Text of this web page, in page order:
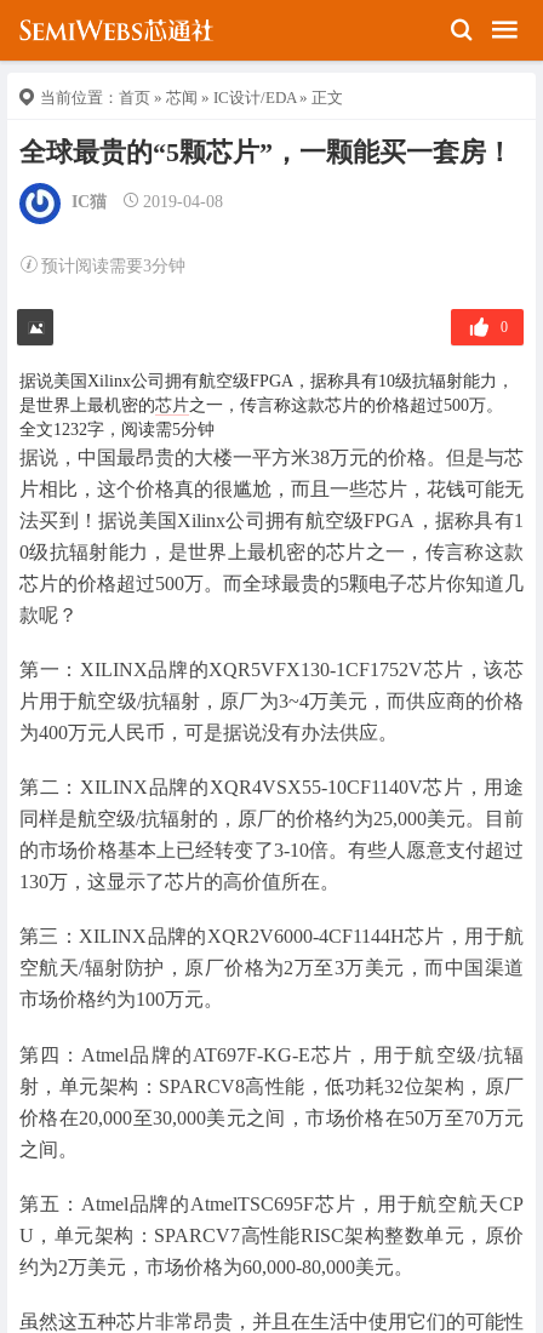
当前位置： 首页 » 芯闻 » IC设计/EDA» 正文
全球最贵的“5颗芯片”，一颗能买一套房！
IC猫 2019-04-08
预计阅读需要3分钟
0
据说美国Xilinx公司拥有航空级FPGA，据称具有10级抗辐射能力，
是世界上最机密的芯片之一，传言称这款芯片的价格超过500万。
全文1232字，阅读需5分钟
据说，中国最昂贵的大楼一平方米38万元的价格。但是与芯
片相比，这个价格真的很尴尬，而且一些芯片，花钱可能无
法买到！据说美国Xilinx公司拥有航空级FPGA，据称具有1
0级抗辐射能力，是世界上最机密的芯片之一，传言称这款
芯片的价格超过500万。而全球最贵的5颗电子芯片你知道几
款呢？
第一：XILINX品牌的XQR5VFX130-1CF1752V芯片，该芯
片用于航空级/抗辐射，原厂为3~4万美元，而供应商的价格
为400万元人民币，可是据说没有办法供应。
第二：XILINX品牌的XQR4VSX55-10CF1140V芯片，用途
同样是航空级/抗辐射的，原厂的价格约为25,000美元。目前
的市场价格基本上已经转变了3-10倍。有些人愿意支付超过
130万，这显示了芯片的高价值所在。
第三：XILINX品牌的XQR2V6000-4CF1144H芯片，用于航
空航天/辐射防护，原厂价格为2万至3万美元，而中国渠道
市场价格约为100万元。
第四：Atmel品牌的AT697F-KG-E芯片，用于航空级/抗辐
射，单元架构：SPARCV8高性能，低功耗32位架构，原厂
价格在20,000至30,000美元之间，市场价格在50万至70万元
之间。
第五：Atmel品牌的AtmelTSC695F芯片，用于航空航天CP
U，单元架构：SPARCV7高性能RISC架构整数单元，原价
约为2万美元，市场价格为60,000-80,000美元。
虽然这五种芯片非常昂贵，并且在生活中使用它们的可能性